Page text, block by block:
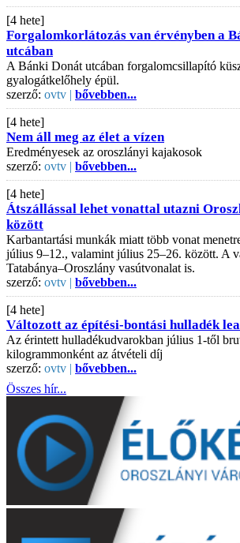
[4 hete]
Forgalomkorlátozás van érvényben a
utcában
A Bánki Donát utcában forgalomcsillapító
gyalogátkelőhely épül.
szerző: ovtv | bővebben...
[4 hete]
Nem áll meg az élet a vízen
Eredményesek az oroszlányi kajakosok
szerző: ovtv | bővebben...
[4 hete]
Átszállással lehet vonattal utazni
között
Karbantartási munkák miatt több vonat
július 9–12., valamint július 25–26. között. A
Tatabánya–Oroszlány vasútvonalat is.
szerző: ovtv | bővebben...
[4 hete]
Változott az építési-bontási hulladék
Az érintett hulladékudvarokban július 1-től
kilogrammonként az átvételi díj
szerző: ovtv | bővebben...
Összes hír...